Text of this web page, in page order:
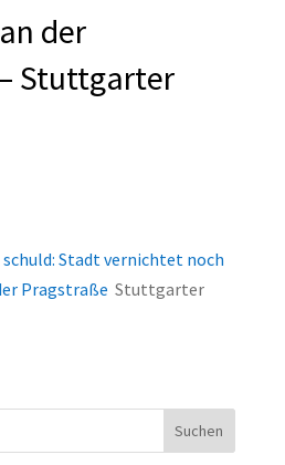
der
Stuttgarter
Stadt vernichtet noch
Pragstraße Stuttgarter
Suchen